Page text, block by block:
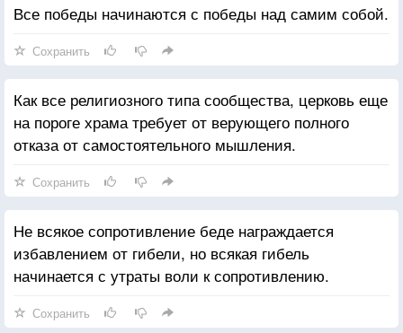
Все победы начинаются с победы над самим собой.
Сохранить
Как все религиозного типа сообщества, церковь еще
на пороге храма требует от верующего полного
отказа от самостоятельного мышления.
Сохранить
Не всякое сопротивление беде награждается
избавлением от гибели, но всякая гибель
начинается с утраты воли к сопротивлению.
Сохранить